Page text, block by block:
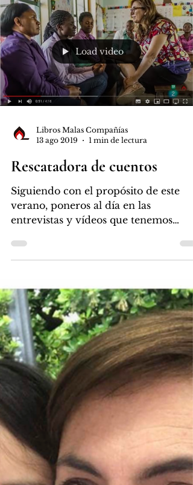
Load video
Libros Malas Compañías
13 ago 2019
1 min de lectura
Rescatadora de cuentos
Siguiendo con el propósito de este
verano, poneros al día en las
entrevistas y vídeos que tenemos
YouTube y...